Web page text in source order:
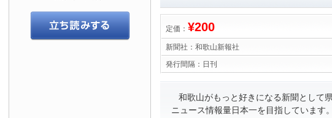
定価： ¥200
新聞社： 和歌山新報社
発行間隔： 日刊
和歌山がもっと好きになる新聞として
ニュース情報量日本一を目指しています。